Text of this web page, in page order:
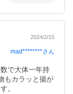
2024/2/15
mad********さん
で大体一年持
もカラッと揚が
。